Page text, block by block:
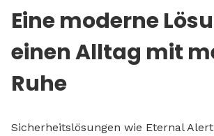
Eine moderne
einen Alltag mit
Ruhe
Sicherheitslösungen wie Eternal